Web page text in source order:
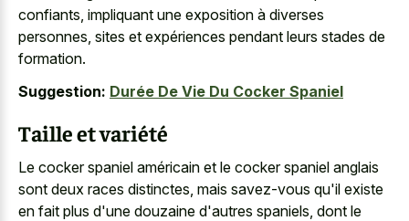
confiants, impliquant une exposition à diverses
personnes, sites et expériences pendant leurs stades de
formation.
Suggestion: Durée De Vie Du Cocker Spaniel
Taille et variété
Le cocker spaniel américain et le cocker spaniel anglais
sont deux races distinctes, mais savez-vous qu'il existe
en fait plus d'une douzaine d'autres spaniels, dont le